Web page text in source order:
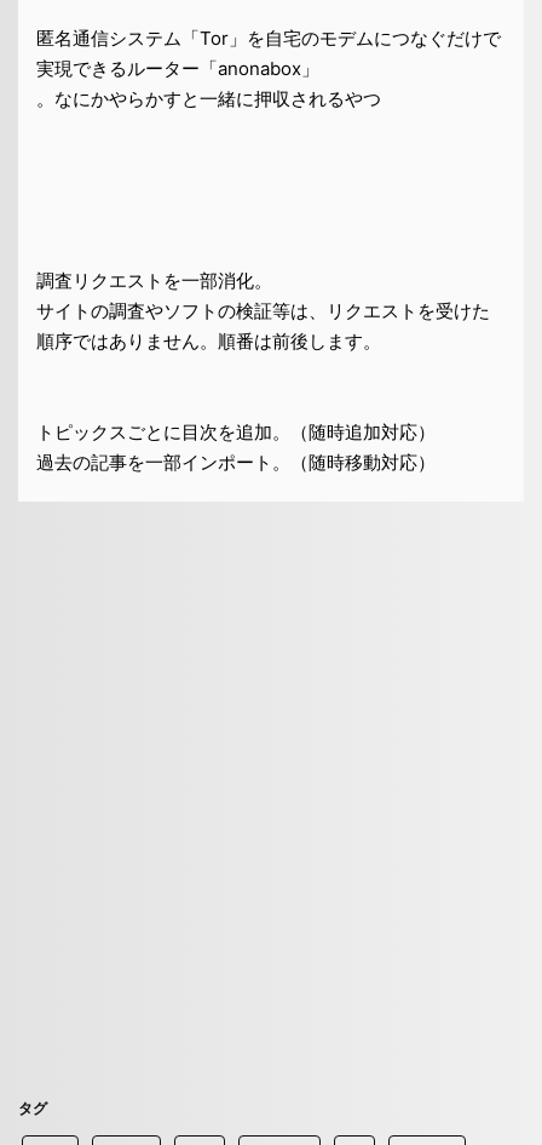
匿名通信システム「Tor」を自宅のモデムにつなぐだけで
実現できるルーター「anonabox」
。なにかやらかすと一緒に押収されるやつ
調査リクエストを一部消化。
サイトの調査やソフトの検証等は、リクエストを受けた
順序ではありません。順番は前後します。
トピックスごとに目次を追加。（随時追加対応）
過去の記事を一部インポート。（随時移動対応）
タグ